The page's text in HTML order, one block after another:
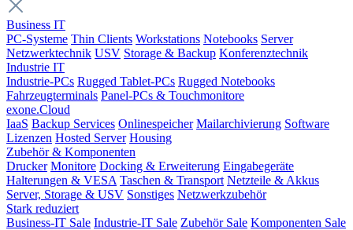
Business IT
PC-Systeme Thin Clients Workstations Notebooks Server
Netzwerktechnik USV Storage & Backup Konferenztechnik
Industrie IT
Industrie-PCs Rugged Tablet-PCs Rugged Notebooks
Fahrzeugterminals Panel-PCs & Touchmonitore
exone.Cloud
IaaS Backup Services Onlinespeicher Mailarchivierung Software
Lizenzen Hosted Server Housing
Zubehör & Komponenten
Drucker Monitore Docking & Erweiterung Eingabegeräte
Halterungen & VESA Taschen & Transport Netzteile & Akkus
Server, Storage & USV Sonstiges Netzwerkzubehör
Stark reduziert
Business-IT Sale Industrie-IT Sale Zubehör Sale Komponenten Sale